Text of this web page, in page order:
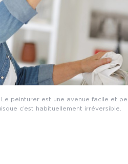
peinturer est une avenue facile et
c’est habituellement irréversible.